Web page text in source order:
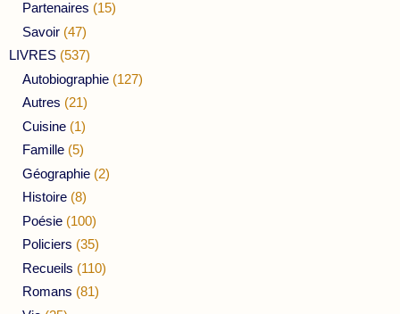
Partenaires (15)
Savoir (47)
LIVRES (537)
Autobiographie (127)
Autres (21)
Cuisine (1)
Famille (5)
Géographie (2)
Histoire (8)
Poésie (100)
Policiers (35)
Recueils (110)
Romans (81)